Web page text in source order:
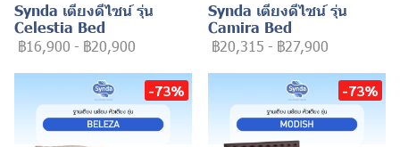
Synda เตียงดีไซน์ รุ่น
Celestia Bed
฿16,900 - ฿20,900
Synda เตียงดีไซน์ รุ่น
Camira Bed
฿20,315 - ฿27,900
-73% -73%